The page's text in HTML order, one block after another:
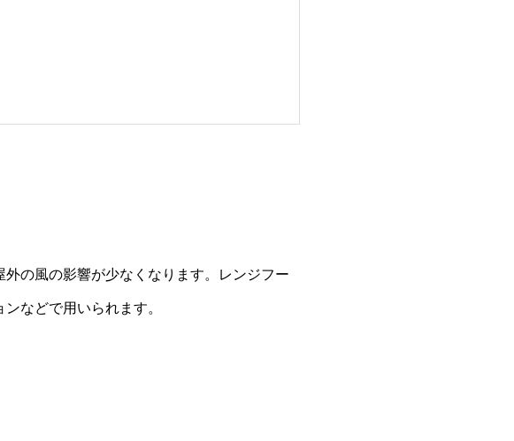
の風の影響が少なくなります。レンジフー
などで用いられます。